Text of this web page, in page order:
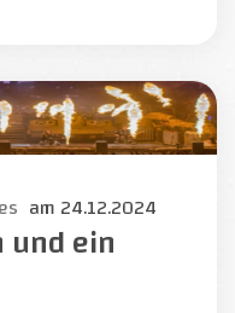
am 24.12.2024
und ein